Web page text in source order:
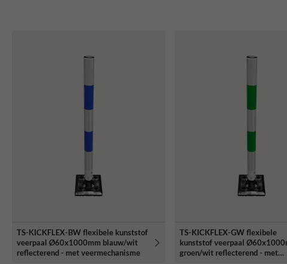
TS-KICKFLEX-BW flexibele kunststof
veerpaal Ø60x1000mm blauw/wit
reflecterend - met veermechanisme
TS-KICKFLEX-GW flexibele
kunststof veerpaal
groen/wit reflecterend - met